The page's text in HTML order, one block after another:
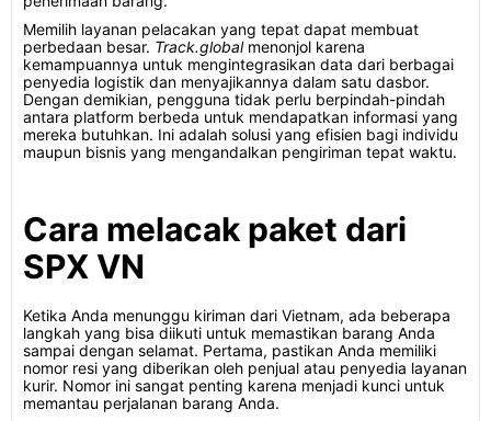
Memilih layanan pelacakan yang tepat dapat membuat
perbedaan besar. Track.globalmenonjol karena
kemampuannya untuk mengintegrasikan data dari berbagai
penyedia logistik dan menyajikannya dalam satu dasbor.
Dengan demikian, pengguna tidak perlu berpindah-pindah
antara platform berbeda untuk mendapatkan informasi yang
mereka butuhkan. Ini adalah solusi yang efisien bagi individu
maupun bisnis yang mengandalkan pengiriman tepat waktu.
Cara melacak paket dari
SPX VN
Ketika Anda menunggu kiriman dari Vietnam, ada beberapa
langkah yang bisa diikuti untuk memastikan barang Anda
sampai dengan selamat. Pertama, pastikan Anda memiliki
nomor resi yang diberikan oleh penjual atau penyedia layanan
kurir. Nomor ini sangat penting karena menjadi kunci untuk
memantau perjalanan barang Anda.